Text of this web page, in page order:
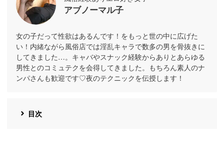
アブノーマル子
女の子だって性欲はあるんです！をもっと世の中に広げた
い！内緒ながら風俗店では淫乱キャラで数多の男を骨抜きに
してきました…。キャバやスナック経験からありとあらゆる
男性とのコミュテクを会得してきました。もちろん素人のナ
ンパさんも歓迎です♡夜のテクニックを伝授します！
目次